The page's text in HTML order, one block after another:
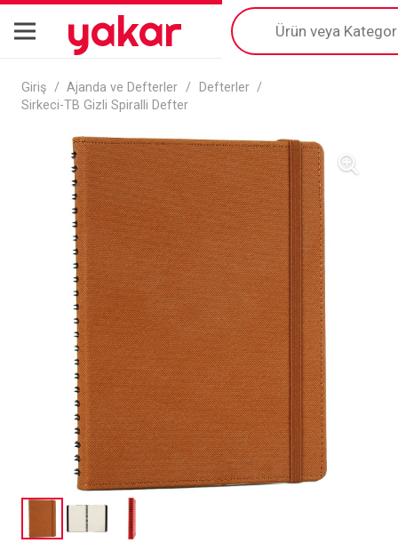
yakar
Products
search
Giriş / Ajanda ve Defterler / Defterler /
Sirkeci-TB Gizli Spiralli Defter